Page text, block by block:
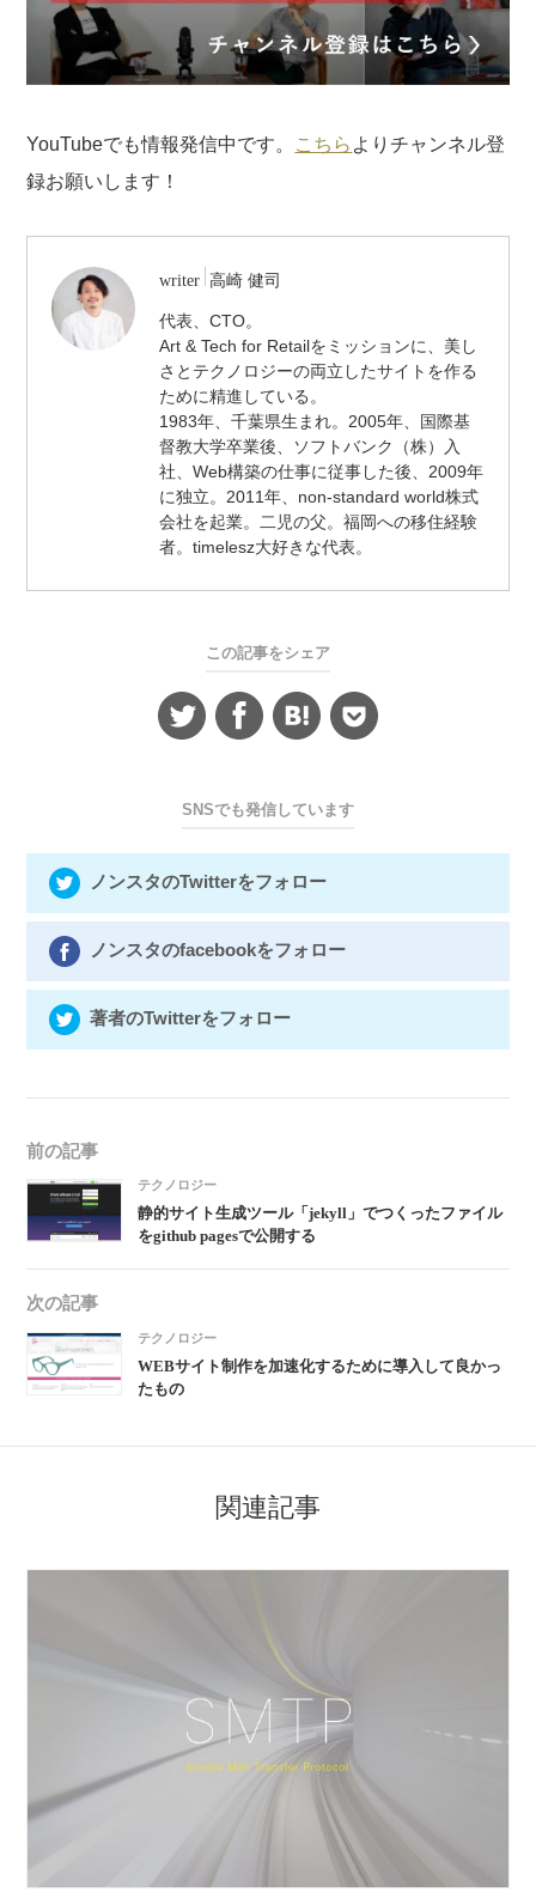
YouTubeでも情報発信中です。 こちら よりチャンネル登
録お願いします！
writer 高崎 健司
取
締
役
/
CTO
代表、CTO。
Art & Tech for Retailをミッションに、美し
さとテクノロジーの両立したサイトを作る
ために精進している。
1983年、千葉県生まれ。2005年、国際基
督教大学卒業後、ソフトバンク（株）入
社、Web構築の仕事に従事した後、2009年
に独立。2011年、non-standard world株式
会社を起業。二児の父。福岡への移住経験
者。timelesz大好きな代表。
この記事をシェア
SNSでも発信しています
ノンスタのTwitterをフォロー
ノンスタのfacebookをフォロー
著者のTwitterをフォロー
前の記事
テクノロジー
静的サイト生成ツール「jekyll」でつくったファイル
をgithub pagesで公開する
次の記事
テクノロジー
WEBサイト制作を加速化するために導入して良かっ
たもの
関連記事